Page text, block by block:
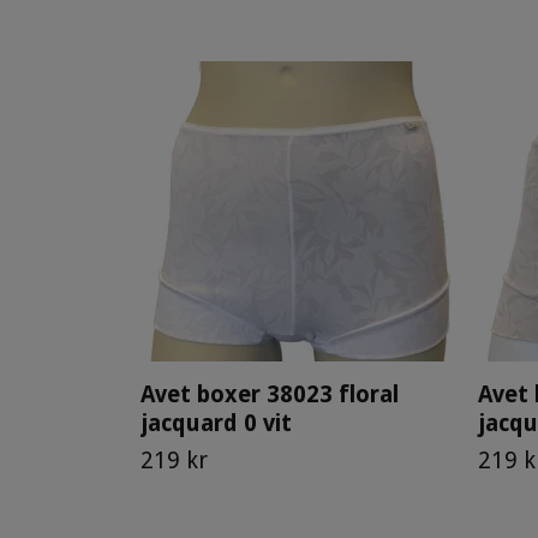
Avet boxer 38023 floral
jacquard 0 vit
219 kr
Avet
219